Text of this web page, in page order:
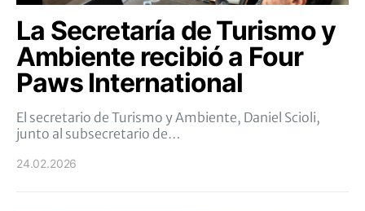
La Secretaría de Turismo y
Ambiente recibió a Four
Paws International
El secretario de Turismo y Ambiente, Daniel Scioli,
junto al subsecretario de…
24.02.2026